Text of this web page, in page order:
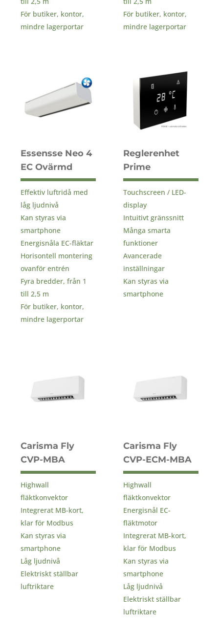
För butiker, kontor,
mindre lagerportar
För butiker, kontor,
mindre lagerportar
Essensse Neo 4
EC Ovärmd
Effektiv luftridå med
låg ljudnivå
Kan styras via
smartphone
Energisnåla EC-fläktar
Horisontell montering
ovanför entrén
Fyra bredder, från 1
till 2,5 m
För butiker, kontor,
mindre lagerportar
Reglerenhet
Prime
Touchscreen / LED-
display
Intuitivt gränssnitt
Många smarta
funktioner
Avancerade
inställningar
Kan styras via
smartphone
Carisma Fly
CVP-MBA
Highwall
fläktkonvektor
Integrerat MB-kort,
klar för Modbus
Kan styras via
smartphone
Låg ljudnivå
Elektriskt ställbar
luftriktare
Carisma Fly
CVP-ECM-MBA
Highwall
fläktkonvektor
Energisnål EC-
fläktmotor
Integrerat MB-kort,
klar för Modbus
Kan styras via
smartphone
Låg ljudnivå
Elektriskt ställbar
luftriktare